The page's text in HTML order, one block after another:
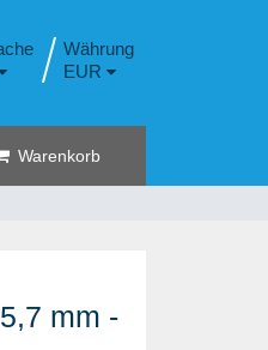
EUR
Warenkorb
mm -